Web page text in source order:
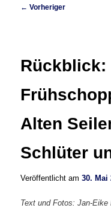
Beitragsnavigation
← Vorheriger
Rückblick:
Alten
Schlüter
Veröffentlicht am30. Mai
Text und Fotos: Jan-Eike